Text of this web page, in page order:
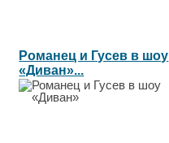
Романец и Гусев в шоу
«Диван»...